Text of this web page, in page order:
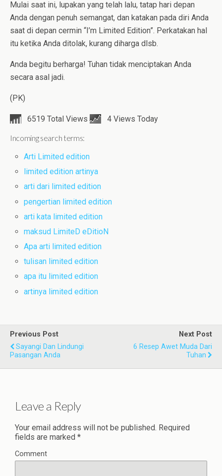
Mulai saat ini, lupakan yang telah lalu, tatap hari depan
Anda dengan penuh semangat, dan katakan pada diri Anda
saat di depan cermin “I’m Limited Edition”. Perkatakan hal
itu ketika Anda ditolak, kurang diharga dlsb.
Anda begitu berharga! Tuhan tidak menciptakan Anda
secara asal jadi.
(PK)
6519 Total Views
4 Views Today
Incoming search terms:
Arti Limited edition
limited edition artinya
arti dari limited edition
pengertian limited edition
arti kata limited edition
maksud LimiteD eDitioN
Apa arti limited edition
tulisan limited edition
apa itu limited edition
artinya limited edition
Previous Post
Sayangi Dan Lindungi
Pasangan Anda
Next Post
6 Resep Awet Muda Dari
Tuhan
Leave a Reply
Your email address will not be published. Required
fields are marked *
Comment